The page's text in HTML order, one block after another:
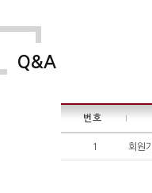
Q&A
번호
1 회원